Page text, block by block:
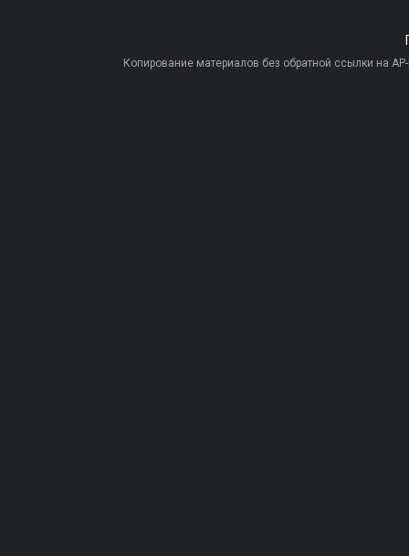
Копирование материалов без обратной ссылки на